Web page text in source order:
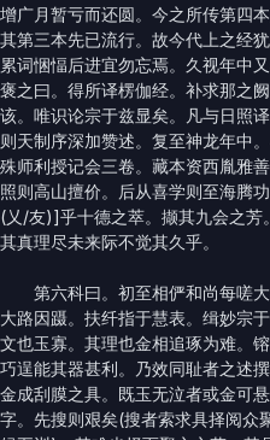
增广月暂亏而还圆。今之所传第四
其第三本先已流行。故今代上之经
累词悃愊后进宜勿忘焉。久视年中
褒之曰。得所译楞伽经。补求那之
该。唯识论宗于兹显矣。凡与日照
则天制序深加赞述。复至神龙年中
殊师利授记会三卷。藏本资西胤雅
照则高山擅价。后从喜学则至海腾
(乂/友)]乎十德之萃。撷其九会之芳
其真理尽未来际不觉其久乎。
第六科曰。初至相俨和尚每嗟大
大路因蹑。扶纤指于慧表。缉妙宗
文也玉寡。其理也金相追琢为难。
巧逞能其器甚利。乃效同耻者之述
金成刮膜之具。既玉无泣者或金可
字。先搜则艰矣(搜者索求具择阅众